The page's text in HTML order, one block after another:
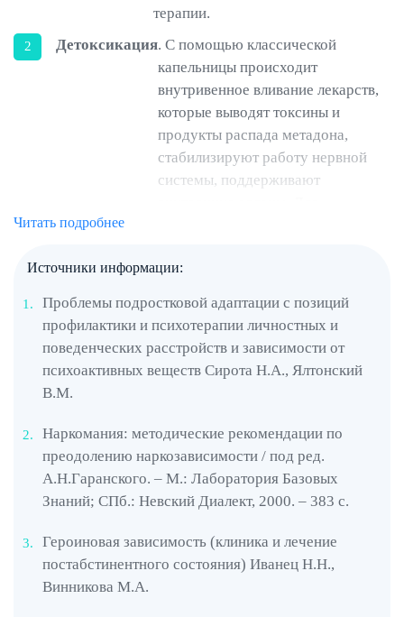
терапии.
Детоксикация. С помощью классической
капельницы происходит
внутривенное вливание лекарств,
которые выводят токсины и
продукты распада метадона,
стабилизируют работу нервной
системы, поддерживают
аппаратные техники в виде
УБОД. Метадон – это опиатный наркотик, и для
купирования ломки на его фоне требуется
проведение ультрабыстрой опиоидной
организм высоких доз антидота, в
результате чего наркоман не испытывает
симптомов ломки.
Кодирование
. Чтобы снизить тягу к веществам,
нарколог может предложить
закодироваться. Для этого
Читать подробнее
Источники информации:
Проблемы подростковой адаптации с позиций
профилактики и психотерапии личностных и
поведенческих расстройств и зависимости от
психоактивных веществ Сирота Н.А., Ялтонский
В.М.
Наркомания: методические рекомендации по
преодолению наркозависимости / под ред.
А.Н.Гаранского. – М.: Лаборатория Базовых
Знаний; СПб.: Невский Диалект, 2000. – 383 с.
Героиновая зависимость (клиника и лечение
постабстинентного состояния) Иванец Н.Н.,
Винникова М.А.